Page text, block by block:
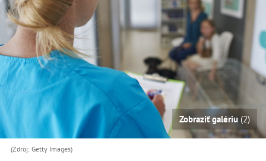
Zobraziť galériu (2)
(Zdroj: Getty Images)